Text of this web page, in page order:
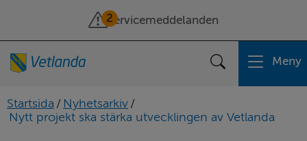
2
Servicemeddelanden
Sök Meny
Startsida / Nyhetsarkiv /
Nytt projekt ska stärka utvecklingen av Vetlanda